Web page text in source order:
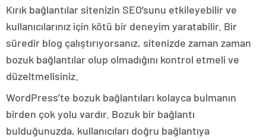
Kırık bağlantılar sitenizin SEO’sunu etkileyebilir ve
kullanıcılarınız için kötü bir deneyim yaratabilir. Bir
süredir blog çalıştırıyorsanız, sitenizde zaman zaman
bozuk bağlantılar olup olmadığını kontrol etmeli ve
düzeltmelisiniz.
WordPress’te bozuk bağlantıları kolayca bulmanın
birden çok yolu vardır. Bozuk bir bağlantı
bulduğunuzda, kullanıcıları doğru bağlantıya